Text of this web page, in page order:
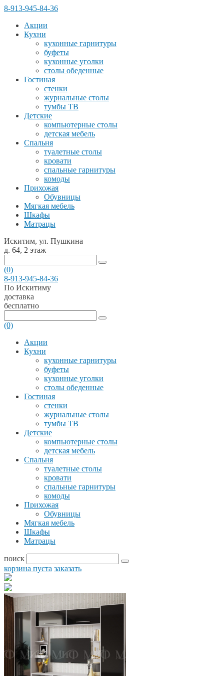
8-913-945-84-36
Акции
Кухни
кухонные гарнитуры
буфеты
кухонные уголки
столы обеденные
Гостиная
стенки
журнальные столы
тумбы ТВ
Детские
компьютерные столы
детская мебель
Спальня
туалетные столы
кровати
спальные гарнитуры
комоды
Прихожая
Обувницы
Мягкая мебель
Шкафы
Матрацы
Искитим, ул. Пушкина
д. 64, 2 этаж
(0)
8-913-945-84-36
По Искитиму
доставка
бесплатно
(0)
Акции
Кухни
кухонные гарнитуры
буфеты
кухонные уголки
столы обеденные
Гостиная
стенки
журнальные столы
тумбы ТВ
Детские
компьютерные столы
детская мебель
Спальня
туалетные столы
кровати
спальные гарнитуры
комоды
Прихожая
Обувницы
Мягкая мебель
Шкафы
Матрацы
поиск
корзина пуста заказать